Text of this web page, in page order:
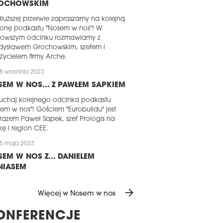
przerwie zapraszamy na kolejną
podkastu "Nosem w nos"! W
odcinku rozmawiamy z
Grochowskim, szefem i
firmy Arche.
września 2023
W NOS… Z PAWŁEM SAPKIEM
kolejnego odcinka podkastu
w nos"! Gościem "Eurobuildu" jest
Paweł Sapek, szef Prologis na
i region CEE.
maja 2023
W NOS Z... DANIELEM
w nos"! Dziś gościem "Eurobuildu"
CEE.
Więcej w Nosem w nos arrow_forward